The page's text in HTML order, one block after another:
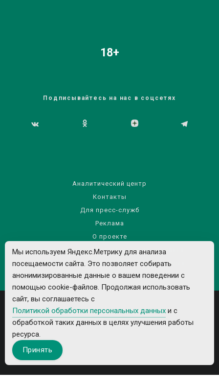
18+
Подписывайтесь на нас в соцсетях
Аналитический центр
Контакты
Для пресс-служб
Реклама
О проекте
Правила использования материалов сайта
Политика обработки персональных данных
Все рекламируемые товары и услуги имеют необходимые лицензии и
Мы используем Яндекс.Метрику для анализа
посещаемости сайта. Это позволяет собирать
анонимизированные данные о вашем поведении с
помощью cookie-файлов. Продолжая использовать
сайт, вы соглашаетесь с
Политикой обработки персональных данных и с
обработкой таких данных в целях улучшения работы
ресурса.
Принять